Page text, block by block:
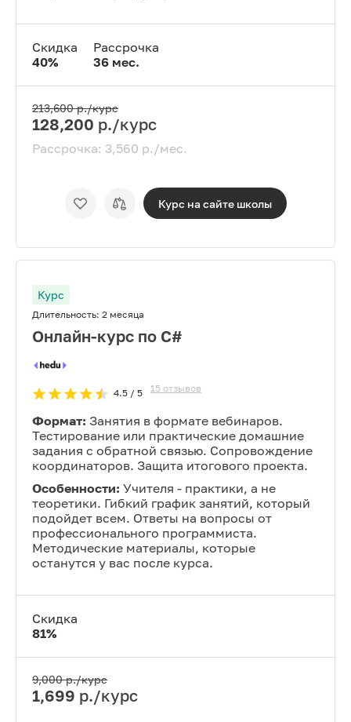
Скидка
40%
Рассрочка
36 мес.
213,600р./курс
128,200 р./курс
Рассрочка: 3,560 р./мес.
Курс на сайте школы
Курс
Длительность: 2 месяца
Онлайн-курс по С#
4.5/ 5 15 отзывов
Формат: Занятия в формате вебинаров.
Тестирование или практические домашние
задания с обратной связью. Сопровождение
координаторов. Защита итогового проекта.
Особенности: Учителя - практики, а не
теоретики. Гибкий график занятий, который
подойдет всем. Ответы на вопросы от
профессионального программиста.
Методические материалы, которые
останутся у вас после курса.
Скидка
81%
9,000р./курс
1,699 р./курс